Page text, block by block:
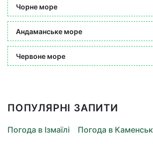
Чорне море
Андаманське море
Червоне море
ПОПУЛЯРНІ ЗАПИТИ
Погода в Ізмаїлі
Погода в